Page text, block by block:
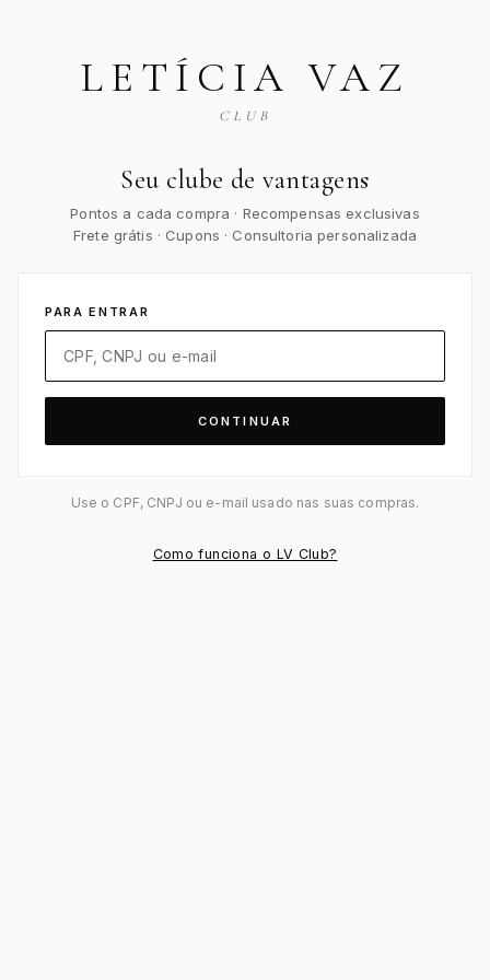
LETÍCIA VAZ
CLUB
Seu clube de vantagens
Pontos a cada compra · Recompensas exclusivas
Frete grátis · Cupons · Consultoria personalizada
PARA ENTRAR
CONTINUAR
Use o CPF, CNPJ ou e-mail usado nas suas compras.
Como funciona o LV Club?